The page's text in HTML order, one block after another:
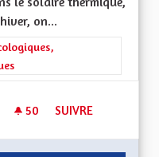
on...
: Les transitions
50 50 ABONNÉS
SUIVRE